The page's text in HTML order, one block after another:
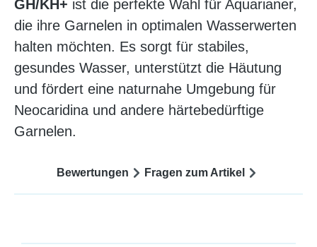
GH/KH+ ist die perfekte Wahl für Aquarianer,
die ihre Garnelen in optimalen Wasserwerten
halten möchten. Es sorgt für stabiles,
gesundes Wasser, unterstützt die Häutung
und fördert eine naturnahe Umgebung für
Neocaridina und andere härtebedürftige
Garnelen.
Bewertungen Fragen zum Artikel